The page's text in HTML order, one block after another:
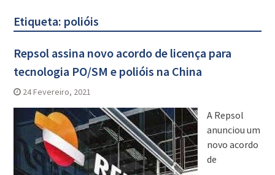
Etiqueta: polióis
Repsol assina novo acordo de licença para
tecnologia PO/SM e polióis na China
24 Fevereiro, 2021
A Repsol
anunciou um
novo acordo
de